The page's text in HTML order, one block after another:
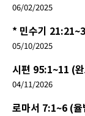
06/02/2025
* 민수기
05/10/2025
시편 95:1~11 (
04/11/2026
로마서 7:1~6 (